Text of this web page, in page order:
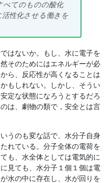
べてのものの酸化
性化させる働きを
はないか。もし、水に電子を
そのためにはエネルギーが必
ら、反応性が高くなることは
もしれない。しかし、そうい
定な状態になろうとするだろ
は、劇物の類で，安全とは言
うのも変な話で、水分子自身
れている。分子全体の電荷を
も、水全体としては電気的に
見ても、水分子１個１個は電
水の中に存在し、水が回りを